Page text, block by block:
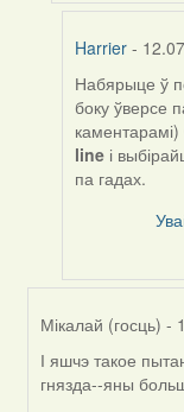
Harrier -
In
reply
to
by
Мікалай
Набярыце ў
боку ўверсе
каментарамі)
line і
па гадах.
Мікалай (госць) -
In
reply
І яшчэ такое
гнязда--яны